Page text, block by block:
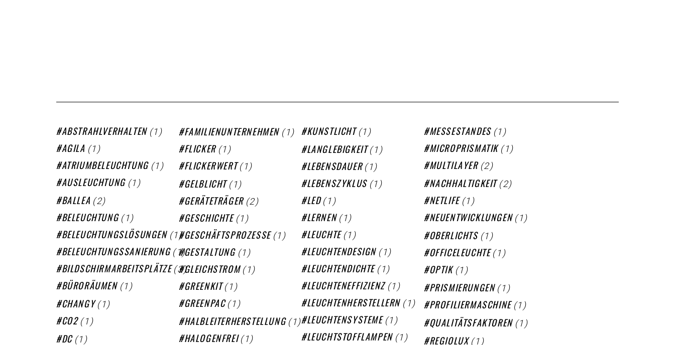
ABSTRAHLVERHALTEN (1)
AGILA (1)
ATRIUMBELEUCHTUNG (1)
AUSLEUCHTUNG (1)
BALLEA (2)
BELEUCHTUNG (1)
BELEUCHTUNGSLÖSUNGEN (1)
BELEUCHTUNGSSANIERUNG (1)
BILDSCHIRMARBEITSPLÄTZE (3)
BÜRORÄUMEN (1)
CHANGY (1)
CO2 (1)
DC (1)
FAMILIENUNTERNEHMEN (1)
FLICKER (1)
FLICKERWERT (1)
GELBLICHT (1)
GERÄTETRÄGER (2)
GESCHICHTE (1)
GESCHÄFTSPROZESSE (1)
GESTALTUNG (1)
GLEICHSTROM (1)
GREENKIT (1)
GREENPAC (1)
HALBLEITERHERSTELLUNG (1)
HALOGENFREI (1)
KUNSTLICHT (1)
LANGLEBIGKEIT (1)
LEBENSDAUER (1)
LEBENSZYKLUS (1)
LED (1)
LERNEN (1)
LEUCHTE (1)
LEUCHTENDESIGN (1)
LEUCHTENDICHTE (1)
LEUCHTENEFFIZIENZ (1)
LEUCHTENHERSTELLERN (1)
LEUCHTENSYSTEME (1)
LEUCHTSTOFFLAMPEN (1)
MESSESTANDES (1)
MICROPRISMATIK (1)
MULTILAYER (2)
NACHHALTIGKEIT (2)
NETLIFE (1)
NEUENTWICKLUNGEN (1)
OBERLICHTS (1)
OFFICELEUCHTE (1)
OPTIK (1)
PRISMIERUNGEN (1)
PROFILIERMASCHINE (1)
QUALITÄTSFAKTOREN (1)
REGIOLUX (1)